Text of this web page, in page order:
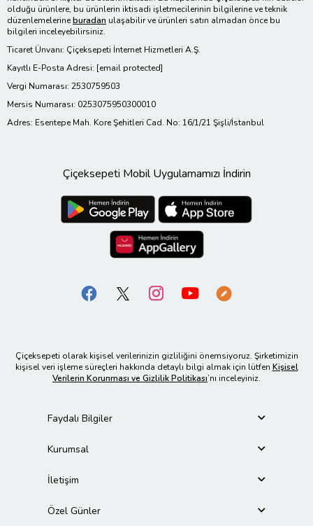
olduğu ürünlere, bu ürünlerin iktisadi işletmecilerinin bilgilerine ve teknik
düzenlemelerineburadan ulaşabilir ve ürünleri satın almadan önce bu
bilgileri inceleyebilirsiniz.
Ticaret Ünvanı: Çiçeksepeti İnternet Hizmetleri A.Ş.
Kayıtlı E-Posta Adresi: [email protected]
Vergi Numarası: 2530759503
Mersis Numarası: 0253075950300010
Adres: Esentepe Mah. Kore Şehitleri Cad. No: 16/1/21 Şişli/İstanbul
Çiçeksepeti Mobil Uygulamamızı İndirin
Çiçeksepeti olarak kişisel verilerinizin gizliliğini önemsiyoruz. Şirketimizin
kişisel veri işleme süreçleri hakkında detaylı bilgi almak için lütfen Kişisel
Verilerin Korunması ve Gizlilik Politikası’nı inceleyiniz.
Faydalı Bilgiler
Kurumsal
İletişim
Özel Günler